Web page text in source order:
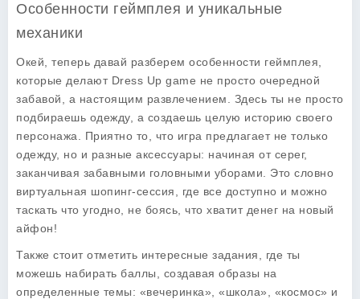
Особенности геймплея и уникальные
механики
Окей, теперь давай разберем особенности геймплея,
которые делают Dress Up game не просто очередной
забавой, а настоящим развлечением. Здесь ты не просто
подбираешь одежду, а создаешь целую историю своего
персонажа. Приятно то, что игра предлагает не только
одежду, но и разные аксессуары: начиная от серег,
заканчивая забавными головными уборами. Это словно
виртуальная шопинг-сессия, где все доступно и можно
таскать что угодно, не боясь, что хватит денег на новый
айфон!
Также стоит отметить интересные задания, где ты
можешь набирать баллы, создавая образы на
определенные темы: «вечеринка», «школа», «космос» и